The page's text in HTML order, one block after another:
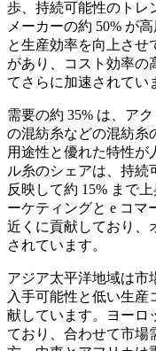
歩、持続可能性のトレ
メーカーの約 50% が
と生産効率を向上させ
があり、コスト効率の
てさらに加速されてい
需要の約 35% は、ア
の混紡糸などの混紡糸
用途性と優れた特性が
ル糸のシェアは、持続
反映して約 15% まで
ーケティングと e コマ
近くに貢献しており、
されています。
アジア太平洋地域は市
入手可能性と低い生産
献しています。ヨーロ
ており、合わせて市場